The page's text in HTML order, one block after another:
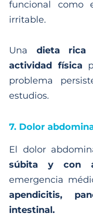
funcional como
irritable.
Una dieta rica
actividad física
problema
estudios.
7. Dolor
El dolor
súbita y con
emergencia
apendicitis,
intestinal.